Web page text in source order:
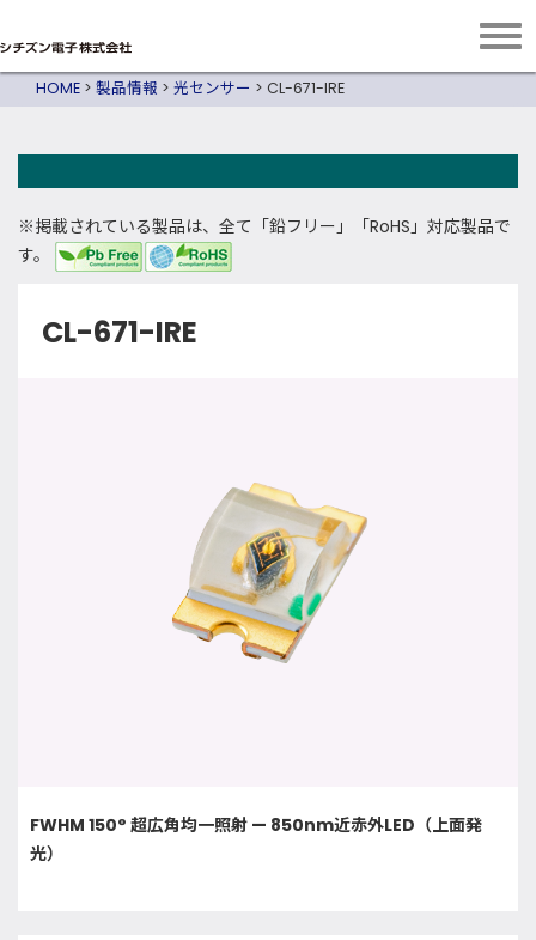
HOME > 製品情報 > 光センサー > CL-671-IRE
※掲載されている製品は、全て「鉛フリー」「RoHS」対応製品で
す。
CL-671-IRE
FWHM 150° 超広角均一照射 — 850nm近赤外LED（上面発
光）